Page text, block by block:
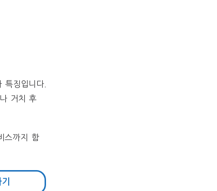
징입니다.
거치 후
스까지 함